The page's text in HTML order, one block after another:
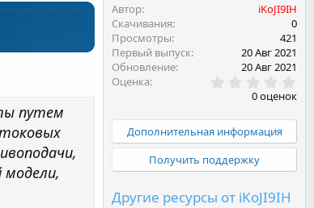
путем
Автор
iKoJI9IH
Скачивания
0
Просмотры
421
Первый выпуск
20 Авг 2021
Обновление
20 Авг 2021
Оценка
.
0
0
в
ё
з
0 оценок
Дополнительная информация
Получить поддержку
Другие ресурсы от iKoJI9IH